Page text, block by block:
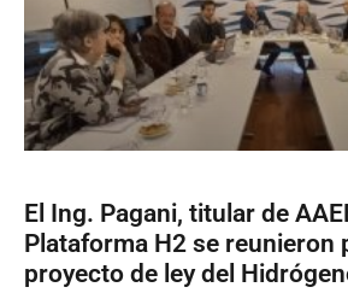
El Ing. Pagani, titular de
Plataforma H2 se reunieron
proyecto de ley del